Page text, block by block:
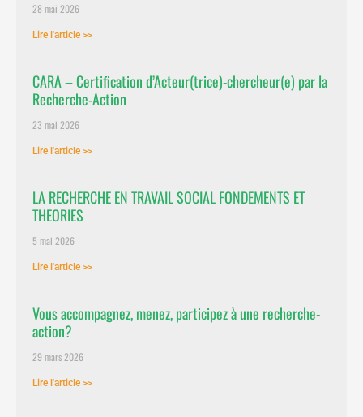
28 mai 2026
Lire l'article >>
CARA – Certification d’Acteur(trice)-chercheur(e) par la
Recherche-Action
23 mai 2026
Lire l'article >>
LA RECHERCHE EN TRAVAIL SOCIAL FONDEMENTS ET
THEORIES
5 mai 2026
Lire l'article >>
Vous accompagnez, menez, participez à une recherche-
action?
29 mars 2026
Lire l'article >>